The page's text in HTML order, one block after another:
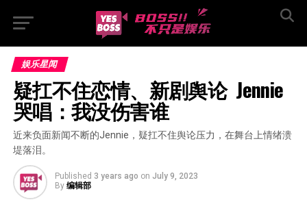
娱乐星闻
疑扛不住恋情、新剧舆论  Jennie
哭唱：我没伤害谁
近来负面新闻不断的Jennie，疑扛不住舆论压力，在舞台上情绪溃
堤落泪。
Published 3 years ago on July 9, 2023
By 编辑部